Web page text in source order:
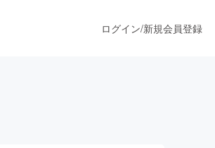
ログイン/新規会員登録